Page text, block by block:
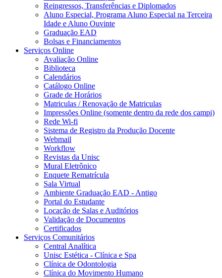
Reingressos, Transferências e Diplomados
Aluno Especial, Programa Aluno Especial na Terceira
Idade e Aluno Ouvinte
Graduação EAD
Bolsas e Financiamentos
Serviços Online
Avaliação Online
Biblioteca
Calendários
Catálogo Online
Grade de Horários
Matriculas / Renovação de Matriculas
Impressões Online (somente dentro da rede dos campi)
Rede Wi-fi
Sistema de Registro da Produção Docente
Webmail
Workflow
Revistas da Unisc
Mural Eletrônico
Enquete Rematrícula
Sala Virtual
Ambiente Graduação EAD - Antigo
Portal do Estudante
Locação de Salas e Auditórios
Validação de Documentos
Certificados
Serviços Comunitários
Central Analítica
Unisc Estética - Clínica e Spa
Clínica de Odontologia
Clínica do Movimento Humano